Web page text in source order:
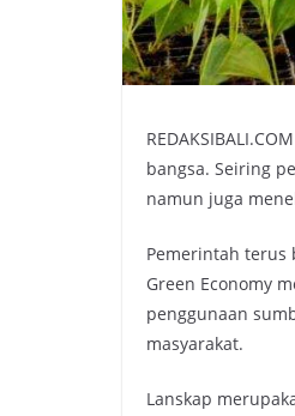
bangsa. Seiring
namun juga
Pemerintah terus
Green Economy
penggunaan
masyarakat.
Lanskap